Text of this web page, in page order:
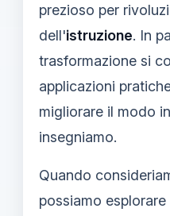
prezioso per
dell'istruzione. In
trasformazione si
applicazioni
migliorare il modo
insegniamo.
Quando
possiamo